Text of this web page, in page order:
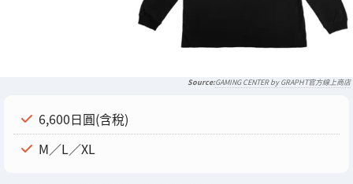
GAMING CENTER by GRAPHT官方線上商店
6,600日圓(含稅)
M／L／XL